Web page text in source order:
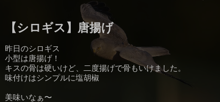
【シロギス】唐揚げ
昨日のシロギス
小型は唐揚げ！
キスの骨は硬いけど、二度揚げで骨もいけました。
味付けはシンプルに塩胡椒
美味いなぁ〜